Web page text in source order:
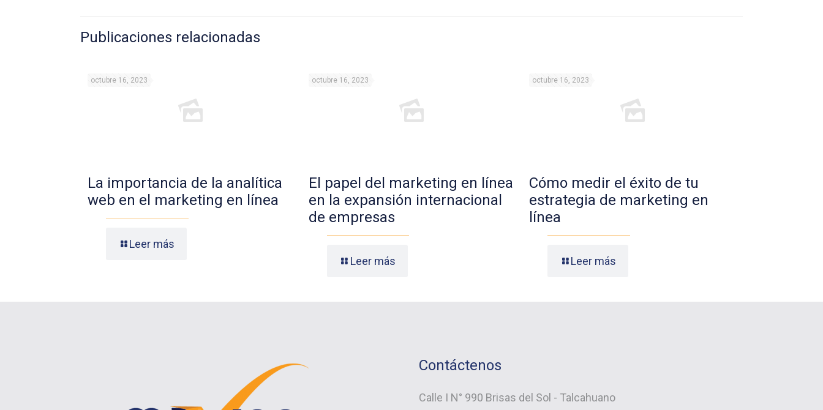
Publicaciones relacionadas
octubre 16, 2023
La importancia de la analítica
web en el marketing en línea
Leer más
octubre 16, 2023
El papel del marketing en línea
en la expansión internacional
de empresas
Leer más
octubre 16, 2023
Cómo medir el éxito de tu
estrategia de marketing en
línea
Leer más
Contáctenos
Calle I N° 990 Brisas del Sol - Talcahuano